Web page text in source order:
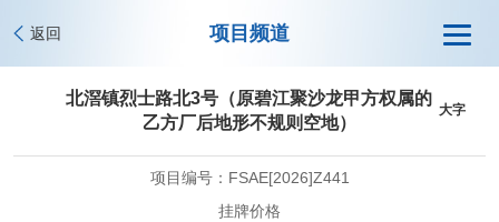
返回 项目频道
北滘镇烈士路北3号（原碧江聚沙龙甲方权属的
乙方厂后地形不规则空地）
大字
项目编号：FSAE[2026]Z441
挂牌价格